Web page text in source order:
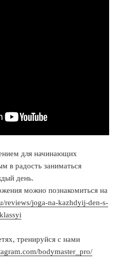
для начинающих
в радость заниматься
день.
можно познакомиться на
reviews/joga-na-kazhdyij-den-s-
тренируйся с нами
bodymaster_pro/